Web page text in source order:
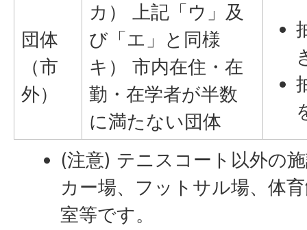
団体
（市
外）
カ） 上記「ウ」及
び「エ」と同様
キ） 市内在住・在
勤・在学者が半数
に満たない団体
(注意) テニスコート以外の
カー場、フットサル場、体
室等です。